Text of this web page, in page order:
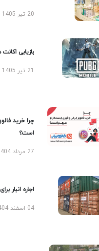
20 تیر 1405
بازیابی
چرا خرید
است؟
27 مرداد 1404
اجاره انبار
04 اسفند 1404